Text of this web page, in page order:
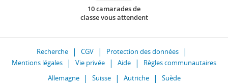
10 camarades de
classe vous attendent
Recherche CGV
Protection des données
Mentions légales
Vie privée Aide
Règles communautaires
Allemagne
Suisse Autriche Suède